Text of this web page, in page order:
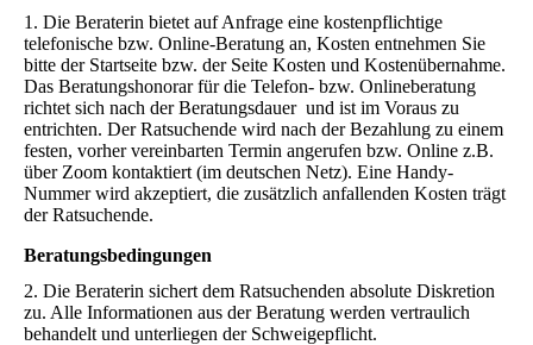
1. Die Beraterin bietet auf Anfrage eine kostenpflichtige
telefonische bzw. Online-Beratung an, Kosten entnehmen Sie
bitte der Startseite bzw. der Seite Kosten und Kostenübernahme.
Das Beratungshonorar für die Telefon- bzw. Onlineberatung
richtet sich nach der Beratungsdauer und ist im Voraus zu
entrichten. Der Ratsuchende wird nach der Bezahlung zu einem
festen, vorher vereinbarten Termin angerufen bzw. Online z.B.
über Zoom kontaktiert (im deutschen Netz). Eine Handy-
Nummer wird akzeptiert, die zusätzlich anfallenden Kosten trägt
der Ratsuchende.
Beratungsbedingungen
2. Die Beraterin sichert dem Ratsuchenden absolute Diskretion
zu. Alle Informationen aus der Beratung werden vertraulich
behandelt und unterliegen der Schweigepflicht.